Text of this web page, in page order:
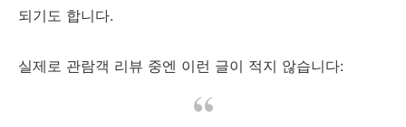
되기도 합니다.
실제로 관람객 리뷰 중엔 이런 글이 적지 않습니다: